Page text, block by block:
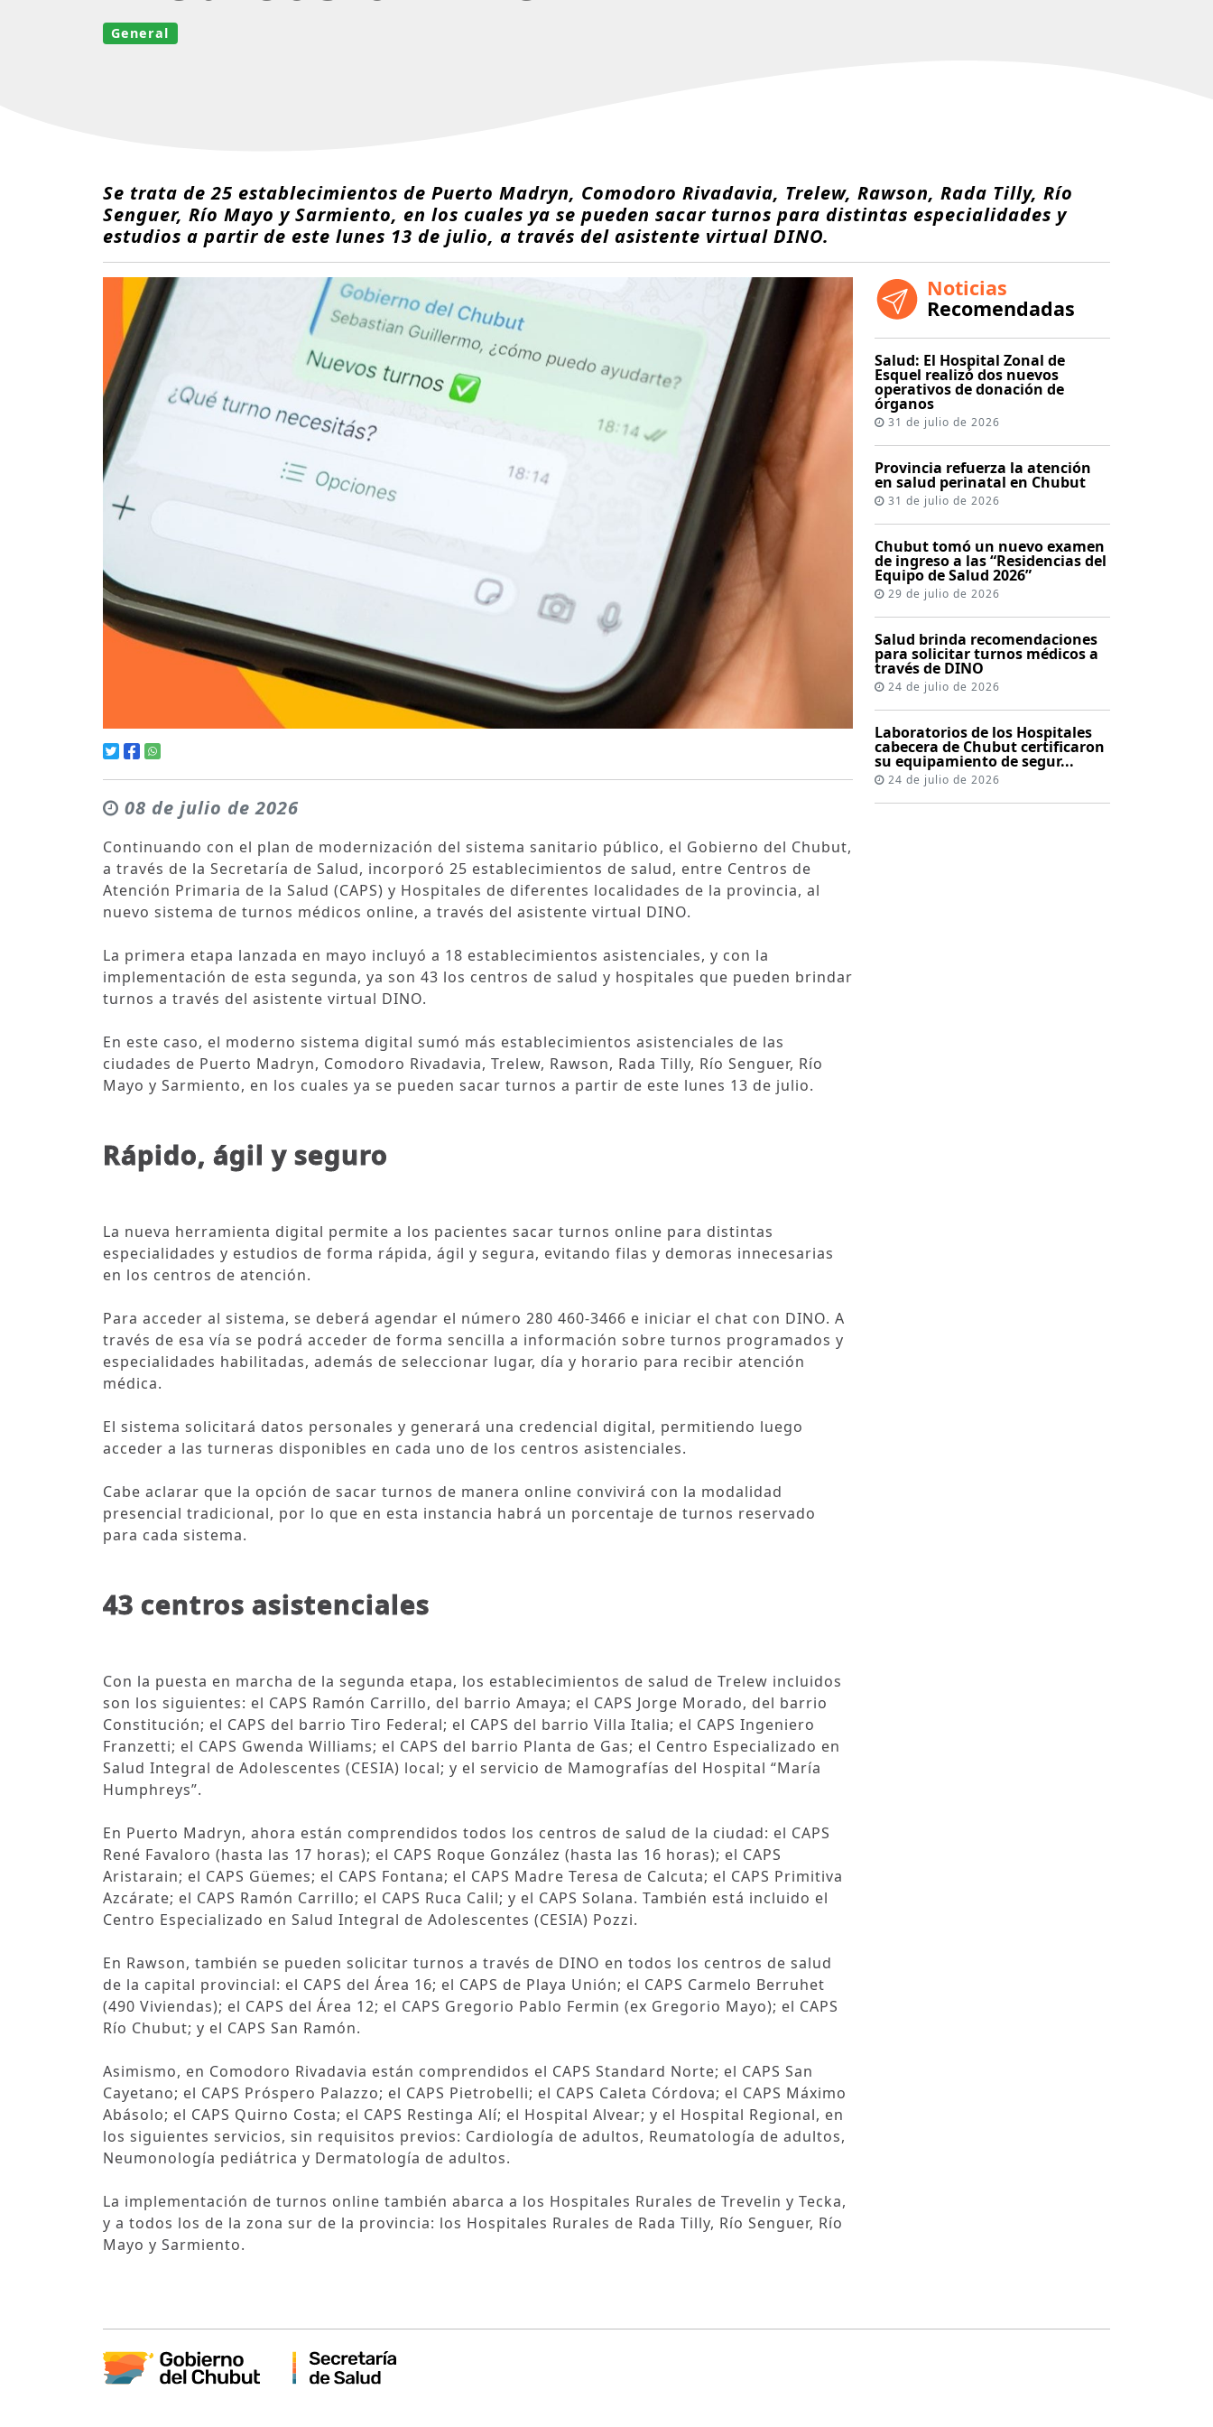
General
Se trata de 25 establecimientos de Puerto Madryn, Comodoro Rivadavia, Trelew, Rawson, Rada Tilly, Río
Senguer, Río Mayo y Sarmiento, en los cuales ya se pueden sacar turnos para distintas especialidades y
estudios a partir de este lunes 13 de julio, a través del asistente virtual DINO.
08 de julio de 2026
Continuando con el plan de modernización del sistema sanitario público, el Gobierno del Chubut,
a través de la Secretaría de Salud, incorporó 25 establecimientos de salud, entre Centros de
Atención Primaria de la Salud (CAPS) y Hospitales de diferentes localidades de la provincia, al
nuevo sistema de turnos médicos online, a través del asistente virtual DINO.
La primera etapa lanzada en mayo incluyó a 18 establecimientos asistenciales, y con la
implementación de esta segunda, ya son 43 los centros de salud y hospitales que pueden brindar
turnos a través del asistente virtual DINO.
En este caso, el moderno sistema digital sumó más establecimientos asistenciales de las
ciudades de Puerto Madryn, Comodoro Rivadavia, Trelew, Rawson, Rada Tilly, Río Senguer, Río
Mayo y Sarmiento, en los cuales ya se pueden sacar turnos a partir de este lunes 13 de julio.
Rápido, ágil y seguro
La nueva herramienta digital permite a los pacientes sacar turnos online para distintas
especialidades y estudios de forma rápida, ágil y segura, evitando filas y demoras innecesarias
en los centros de atención.
Para acceder al sistema, se deberá agendar el número 280 460-3466 e iniciar el chat con DINO. A
través de esa vía se podrá acceder de forma sencilla a información sobre turnos programados y
especialidades habilitadas, además de seleccionar lugar, día y horario para recibir atención
médica.
El sistema solicitará datos personales y generará una credencial digital, permitiendo luego
acceder a las turneras disponibles en cada uno de los centros asistenciales.
Cabe aclarar que la opción de sacar turnos de manera online convivirá con la modalidad
presencial tradicional, por lo que en esta instancia habrá un porcentaje de turnos reservado
para cada sistema.
43 centros asistenciales
Con la puesta en marcha de la segunda etapa, los establecimientos de salud de Trelew incluidos
son los siguientes: el CAPS Ramón Carrillo, del barrio Amaya; el CAPS Jorge Morado, del barrio
Constitución; el CAPS del barrio Tiro Federal; el CAPS del barrio Villa Italia; el CAPS Ingeniero
Franzetti; el CAPS Gwenda Williams; el CAPS del barrio Planta de Gas; el Centro Especializado en
Salud Integral de Adolescentes (CESIA) local; y el servicio de Mamografías del Hospital “María
Humphreys”.
En Puerto Madryn, ahora están comprendidos todos los centros de salud de la ciudad: el CAPS
René Favaloro (hasta las 17 horas); el CAPS Roque González (hasta las 16 horas); el CAPS
Aristarain; el CAPS Güemes; el CAPS Fontana; el CAPS Madre Teresa de Calcuta; el CAPS Primitiva
Azcárate; el CAPS Ramón Carrillo; el CAPS Ruca Calil; y el CAPS Solana. También está incluido el
Centro Especializado en Salud Integral de Adolescentes (CESIA) Pozzi.
En Rawson, también se pueden solicitar turnos a través de DINO en todos los centros de salud
de la capital provincial: el CAPS del Área 16; el CAPS de Playa Unión; el CAPS Carmelo Berruhet
(490 Viviendas); el CAPS del Área 12; el CAPS Gregorio Pablo Fermin (ex Gregorio Mayo); el CAPS
Río Chubut; y el CAPS San Ramón.
Asimismo, en Comodoro Rivadavia están comprendidos el CAPS Standard Norte; el CAPS San
Cayetano; el CAPS Próspero Palazzo; el CAPS Pietrobelli; el CAPS Caleta Córdova; el CAPS Máximo
Abásolo; el CAPS Quirno Costa; el CAPS Restinga Alí; el Hospital Alvear; y el Hospital Regional, en
los siguientes servicios, sin requisitos previos: Cardiología de adultos, Reumatología de adultos,
Neumonología pediátrica y Dermatología de adultos.
La implementación de turnos online también abarca a los Hospitales Rurales de Trevelin y Tecka,
y a todos los de la zona sur de la provincia: los Hospitales Rurales de Rada Tilly, Río Senguer, Río
Mayo y Sarmiento.
Noticias
Recomendadas
Salud: El Hospital Zonal de
Esquel realizó dos nuevos
operativos de donación de
órganos
31 de julio de 2026
Provincia refuerza la atención
en salud perinatal en Chubut
31 de julio de 2026
Chubut tomó un nuevo examen
de ingreso a las “Residencias del
Equipo de Salud 2026”
29 de julio de 2026
Salud brinda recomendaciones
para solicitar turnos médicos a
través de DINO
24 de julio de 2026
Laboratorios de los Hospitales
cabecera de Chubut certificaron
su equipamiento de segur...
24 de julio de 2026